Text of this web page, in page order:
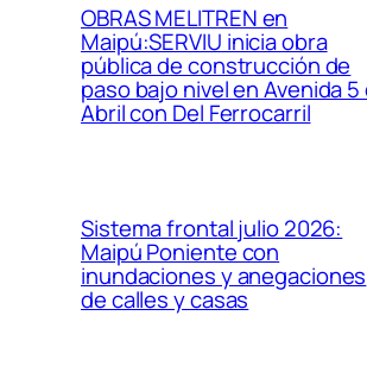
OBRAS MELITREN en
Maipú:SERVIU inicia obra
pública de construcción de
paso bajo nivel en Avenida 5
Abril con Del Ferrocarril
Sistema frontal julio 2026:
Maipú Poniente con
inundaciones y anegaciones
de calles y casas